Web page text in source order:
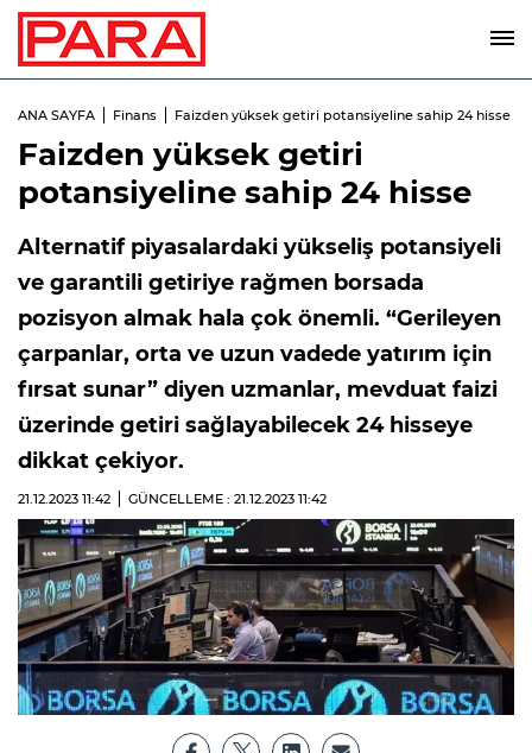
ANA SAYFA Finans Faizden yüksek getiri potansiyeline sahip 24 hisse
Faizden yüksek getiri
potansiyeline sahip 24 hisse
Alternatif piyasalardaki yükseliş potansiyeli
ve garantili getiriye rağmen borsada
pozisyon almak hala çok önemli. “Gerileyen
çarpanlar, orta ve uzun vadede yatırım için
fırsat sunar” diyen uzmanlar, mevduat faizi
üzerinde getiri sağlayabilecek 24 hisseye
dikkat çekiyor.
21.12.2023 11:42 GÜNCELLEME : 21.12.2023 11:42